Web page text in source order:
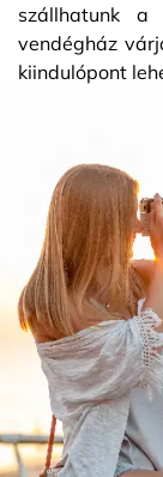
szállhatunk a
vendégház
kiindulópont